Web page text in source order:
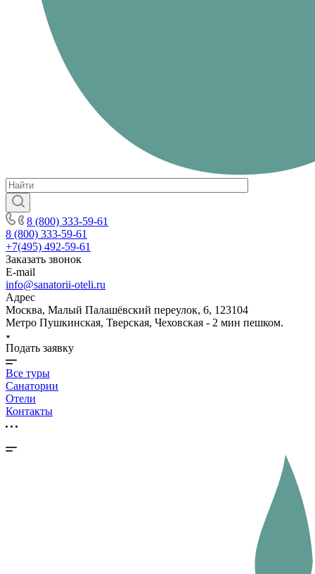
8 (800) 333-59-61
8 (800) 333-59-61
+7(495) 492-59-61
Заказать звонок
E-mail
info@sanatorii-oteli.ru
Адрес
Москва, Малый Палашёвский переулок, 6, 123104
Метро Пушкинская, Тверская, Чеховская - 2 мин пешком.
Подать заявку
Все туры
Санатории
Отели
Контакты